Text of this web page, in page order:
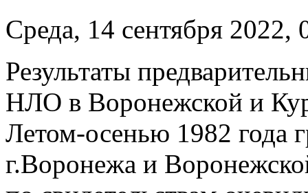
Среда, 14 сентября 2022,
Результаты
НЛО в Воронежской и
Летом-осенью 1982 года
г.Воронежа и